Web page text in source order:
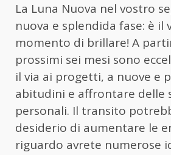
La Luna Nuova nel vostro
nuova e splendida fase: è il
momento di brillare! A
prossimi sei mesi sono
il via ai progetti, a nuove e
abitudini e affrontare delle
personali. Il transito
desiderio di aumentare le
riguardo avrete numerose